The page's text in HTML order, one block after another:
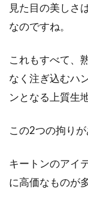
見た目の美しさ
なのですね。
これもすべて、
なく注ぎ込むハ
ンとなる上質生
この2つの拘り
キートンのアイ
に高価なものが